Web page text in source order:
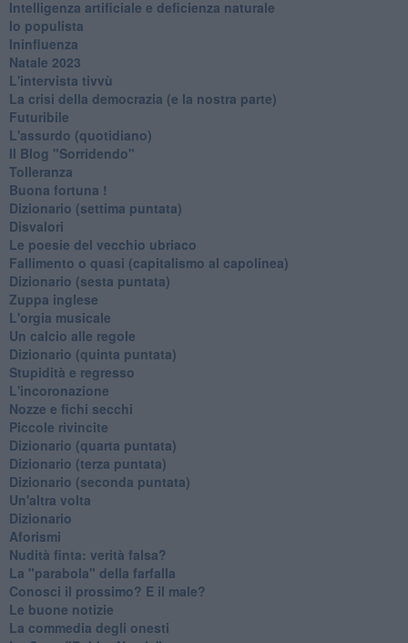
Intelligenza artificiale e deficienza naturale
Io populista
Ininfluenza
Natale 2023
L'intervista tivvù
La crisi della democrazia (e la nostra parte)
Futuribile
L'assurdo (quotidiano)
Il Blog "Sorridendo"
Tolleranza
Buona fortuna !
​Dizionario (settima puntata)
Disvalori
Le poesie del vecchio ubriaco
Fallimento o quasi (capitalismo al capolinea)
Dizionario (sesta puntata)
Zuppa inglese
L'orgia musicale
Un calcio alle regole
Dizionario (quinta puntata)
Stupidità e regresso
L'incoronazione
Nozze e fichi secchi
Piccole rivincite
​Dizionario (quarta puntata)
​Dizionario (terza puntata)
​Dizionario (seconda puntata)
Un'altra volta
Dizionario
Aforismi
Nudità finta: verità falsa?
La "parabola" della farfalla
Conosci il prossimo? E il male?
Le buone notizie
La commedia degli onesti